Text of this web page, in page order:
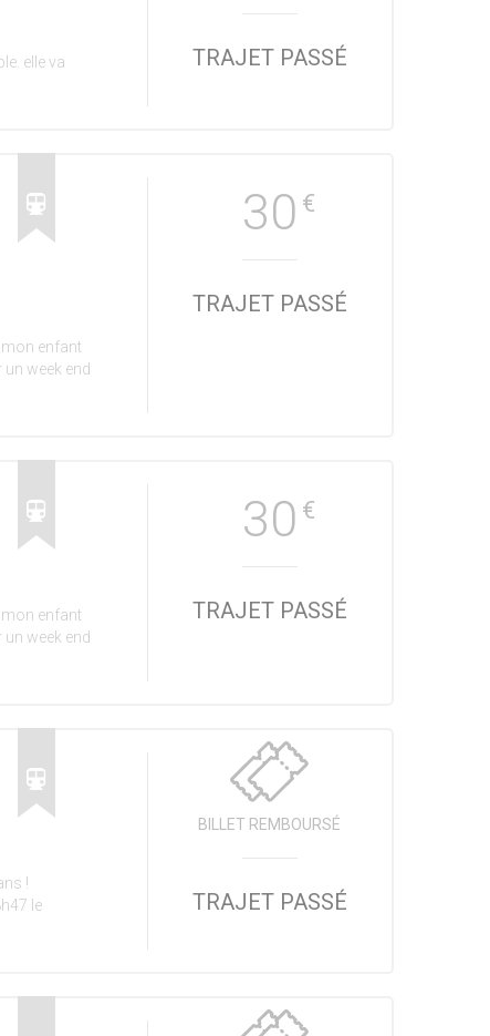
elle va
TRAJET PASSÉ
enfant
week end
30 €
TRAJET PASSÉ
enfant
week end
30 €
TRAJET PASSÉ
!
le
BILLET REMBOURSÉ
TRAJET PASSÉ